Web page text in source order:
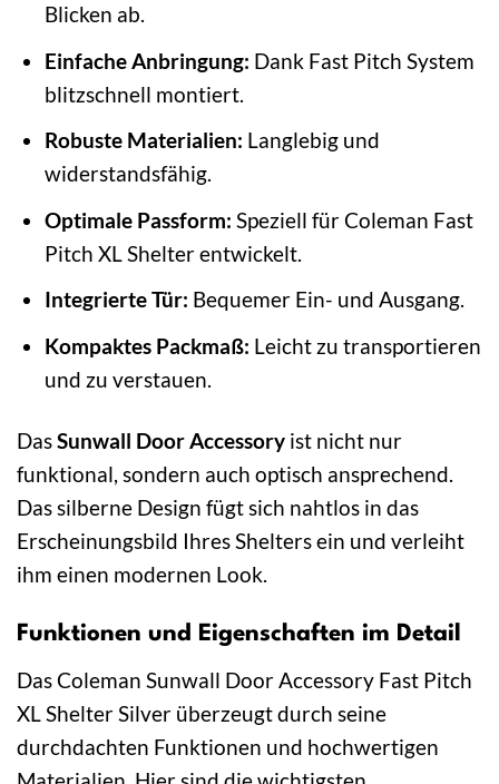
Blicken ab.
Einfache Anbringung: Dank Fast Pitch System
blitzschnell montiert.
Robuste Materialien: Langlebig und
widerstandsfähig.
Optimale Passform: Speziell für Coleman Fast
Pitch XL Shelter entwickelt.
Integrierte Tür: Bequemer Ein- und Ausgang.
Kompaktes Packmaß: Leicht zu transportieren
und zu verstauen.
DasSunwall Door Accessory ist nicht nur
funktional, sondern auch optisch ansprechend.
Das silberne Design fügt sich nahtlos in das
Erscheinungsbild Ihres Shelters ein und verleiht
ihm einen modernen Look.
Funktionen und Eigenschaften im Detail
Das Coleman Sunwall Door Accessory Fast Pitch
XL Shelter Silver überzeugt durch seine
durchdachten Funktionen und hochwertigen